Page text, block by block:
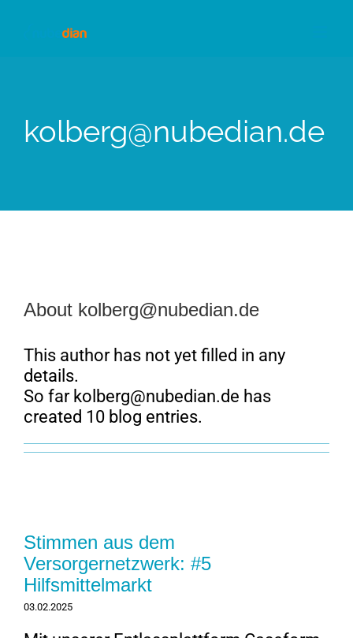
kolberg@nubedian.de
About kolberg@nubedian.de
This author has not yet filled in any
details.
So far kolberg@nubedian.de has
created 10 blog entries.
Stimmen aus dem
Versorgernetzwerk: #5
Hilfsmittelmarkt
03.02.2025